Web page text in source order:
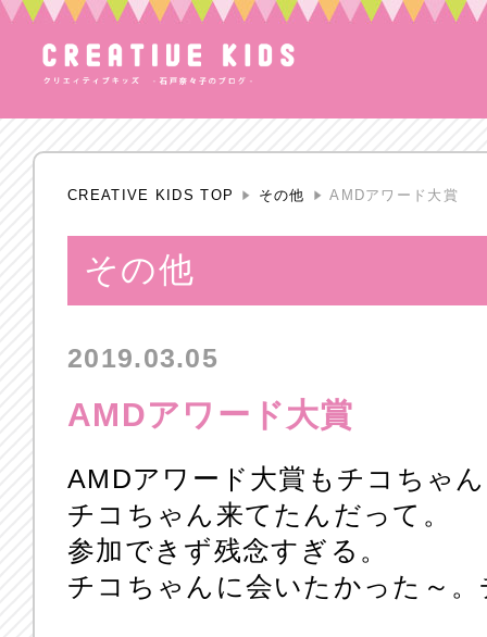
CREATIVE KIDS TOP その他 AMDアワード大賞
その他
2019.03.05
AMDアワード大賞
AMDアワード大賞もチコちゃ
チコちゃん来てたんだって。
参加できず残念すぎる。
チコちゃんに会いたかった～